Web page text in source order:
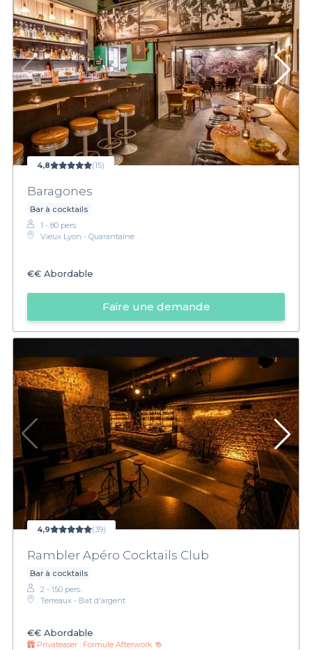
4,8 (15)
Baragones
Bar à cocktails
1 - 80 pers.
Vieux Lyon - Quarantaine
€€ Abordable
Faire une demande
4,9 (39)
Rambler Apéro Cocktails Club
Bar à cocktails
2 - 150 pers.
Terreaux - Bat d'argent
€€ Abordable
Privateaser : Formule Afterwork 🍻